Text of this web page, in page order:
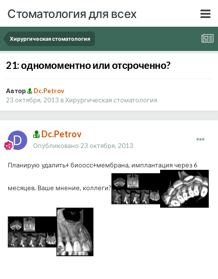
Стоматология для всех
Хирургическая стоматология
21: одномоментно или отсроченно?
Автор
Dc.Petrov
23 октября, 2013 вХирургическая стоматология
Dc.Petrov
Опубликовано 23 октября, 2013
Планирую удалить+ биоосс+мембрана, имплантация через 6
месяцев. Ваше мнение, коллеги?